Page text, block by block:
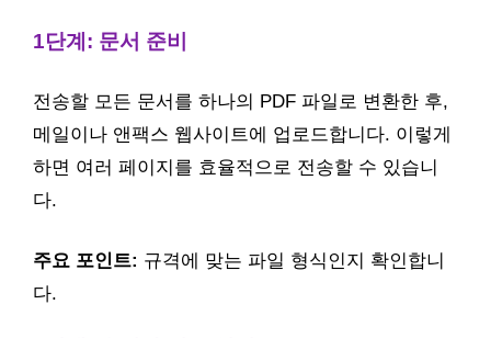
1단계: 문서 준비
전송할 모든 문서를 하나의 PDF 파일로 변환한 후,
메일이나 앤팩스 웹사이트에 업로드합니다. 이렇게
하면 여러 페이지를 효율적으로 전송할 수 있습니
다.
주요 포인트: 규격에 맞는 파일 형식인지 확인합니
다.